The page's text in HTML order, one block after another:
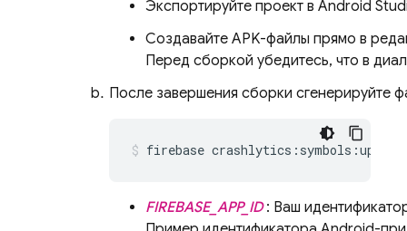
Экспортируйте проект в Android
Создавайте APK-файлы прямо в
Перед сборкой убедитесь, что в
После завершения сборки сгенерируйте
firebase crashlytics:symbols:upload
FIREBASE_APP_ID: Ваш